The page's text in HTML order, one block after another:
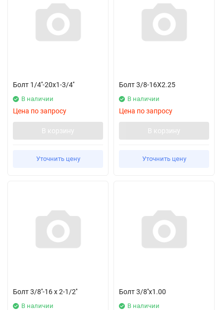
Болт 1/4''-20х1-3/4''
В наличии
Цена по запросу
В корзину
Уточнить цену
Болт 3/8-16X2.25
В наличии
Цена по запросу
В корзину
Уточнить цену
Болт 3/8''-16 x 2-1/2''
В наличии
Болт 3/8''x1.00
В наличии